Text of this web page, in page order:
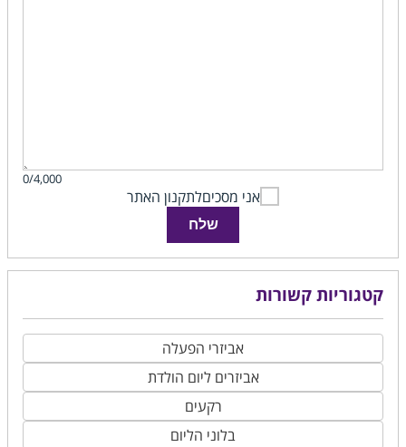
0/4,000
אני מסכיםלתקנון האתר
שלח
קטגוריות קשורות
אביזרי הפעלה
אביזרים ליום הולדת
רקעים
בלוני הליום